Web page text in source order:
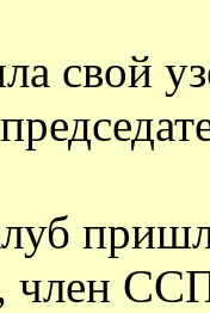
свой
член